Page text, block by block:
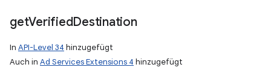
getVerifiedDestination
In API-Level 34 hinzugefügt
Auch in Ad Services Extensions 4 hinzugefügt